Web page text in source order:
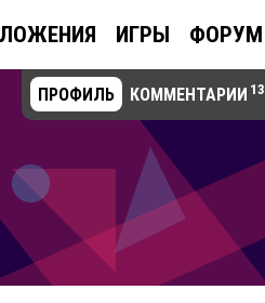
ИГРЫ ФОРУМ
ПРОФИЛЬ КОММЕНТАРИИ 13